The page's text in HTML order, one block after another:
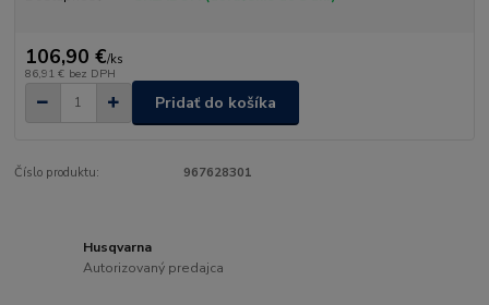
106,90 €/ks
86,91 € bez DPH
Pridať do košíka
Číslo produktu: 967628301
Husqvarna
Autorizovaný predajca